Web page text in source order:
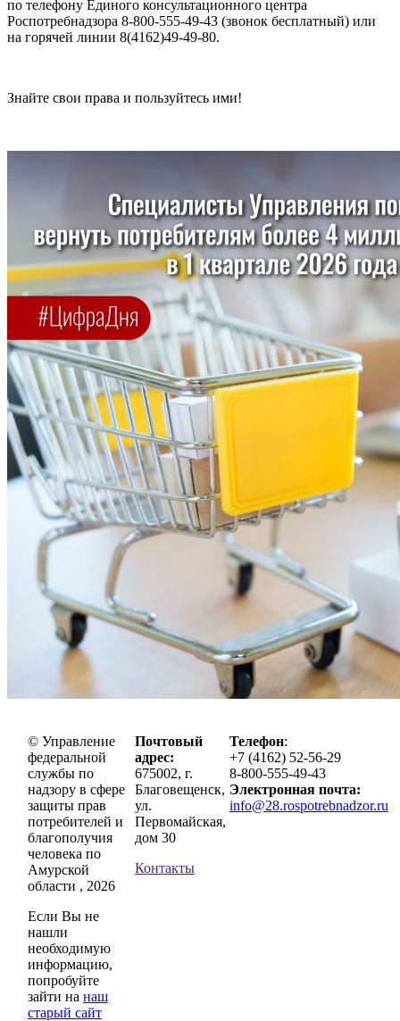
по телефону Единого консультационного центра
Роспотребнадзора 8-800-555-49-43 (звонок бесплатный) или
на горячей линии 8(4162)49-49-80.
Знайте свои права и пользуйтесь ими!
© Управление
федеральной
службы по
надзору в сфере
защиты прав
потребителей и
благополучия
человека по
Амурской
области , 2026
Если Вы не
нашли
необходимую
информацию,
попробуйте
зайти на наш
старый сайт
Почтовый
адрес:
675002, г.
Благовещенск,
ул.
Первомайская,
дом 30
Контакты
Телефон:
+7 (4162) 52-56-29
8-800-555-49-43
Электронная почта:
info@28.rospotrebnadzor.ru